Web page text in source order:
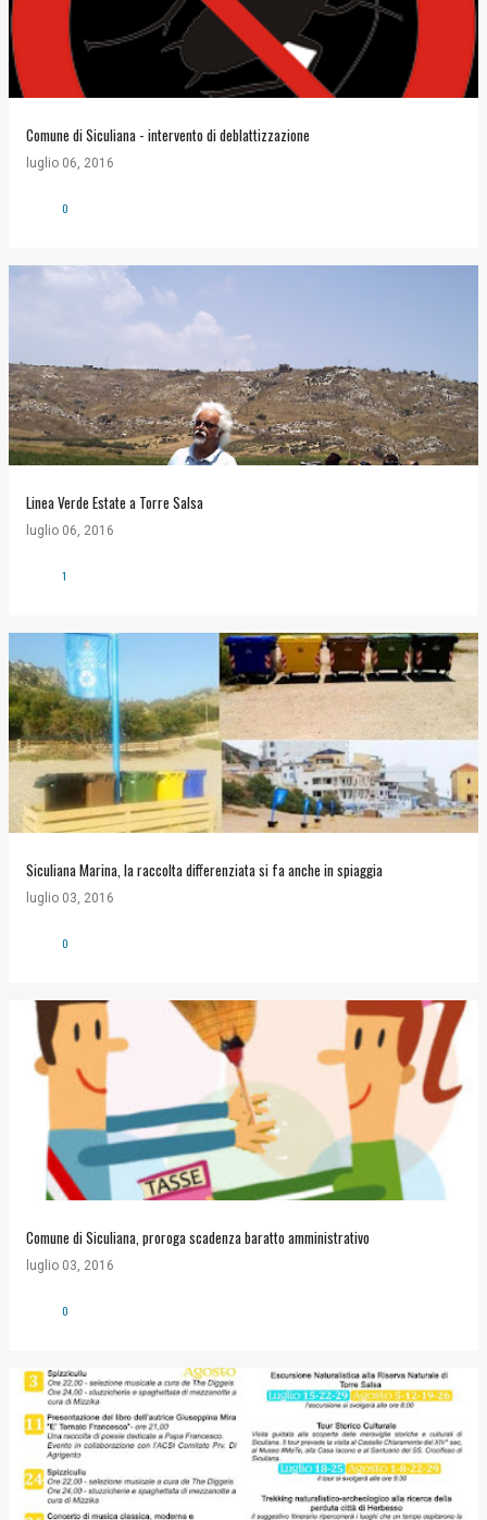
Comune di Siculiana - intervento di deblattizzazione
luglio 06, 2016
0
Linea Verde Estate a Torre Salsa
luglio 06, 2016
1
Siculiana Marina, la raccolta differenziata si fa anche in spiaggia
luglio 03, 2016
0
Comune di Siculiana, proroga scadenza baratto amministrativo
luglio 03, 2016
0